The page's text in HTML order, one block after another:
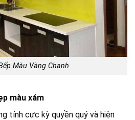
Màu Vàng Chanh
màu xám
tính cực kỳ quyền quý và hiện